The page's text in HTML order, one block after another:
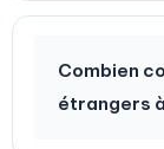
Combien
étrangers